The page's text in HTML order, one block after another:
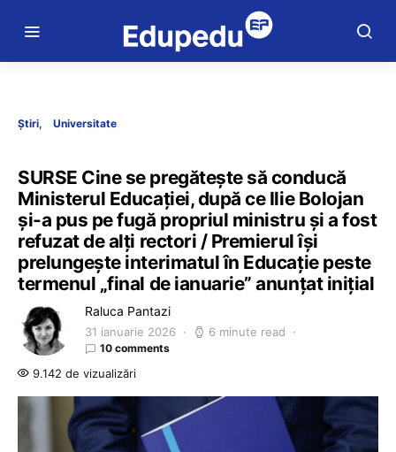
Știri Universitate
SURSE Cine se pregătește să conducă
Ministerul Educației, după ce Ilie Bolojan
și-a pus pe fugă propriul ministru și a fost
refuzat de alți rectori / Premierul își
prelungește interimatul în Educație peste
termenul „final de ianuarie” anunțat inițial
Raluca Pantazi
31 ianuarie 2026 6 minute read
10 comments
9.142 de vizualizări